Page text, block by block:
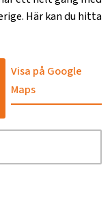
Här kan du hitta
Visa på Google
Maps